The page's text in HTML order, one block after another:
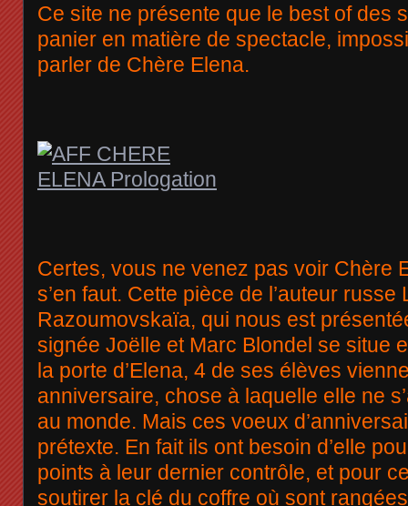
Ce site ne présente que le best of des
panier en matière de spectacle,
parler de Chère Elena.
Certes, vous ne venez pas voir Chère
s’en faut. Cette pièce de l’auteur russe
Razoumovskaïa, qui nous est
signée Joëlle et Marc Blondel se situe
la porte d’Elena, 4 de ses élèves
anniversaire, chose à laquelle elle ne
au monde. Mais ces voeux
prétexte. En fait ils ont besoin d’elle
points à leur dernier contrôle, et pour
soutirer la clé du coffre où sont